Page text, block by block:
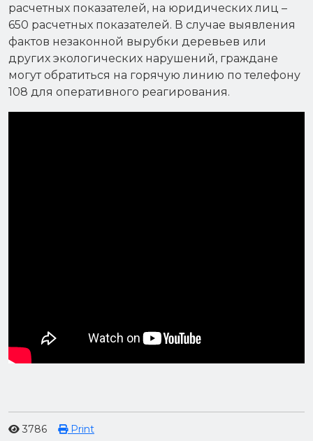
расчетных показателей, на юридических лиц –
650 расчетных показателей. В случае выявления
фактов незаконной вырубки деревьев или
других экологических нарушений, граждане
могут обратиться на горячую линию по телефону
108 для оперативного реагирования.
3786 Print